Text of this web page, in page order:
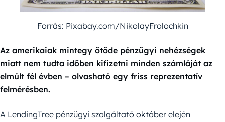
Forrás: Pixabay.com/NikolayFrolochkin
Az amerikaiak mintegy ötöde pénzügyi nehézségek
miatt nem tudta időben kifizetni minden számláját az
elmúlt fél évben – olvasható egy friss reprezentatív
felmérésben.
A LendingTree pénzügyi szolgáltató október elején